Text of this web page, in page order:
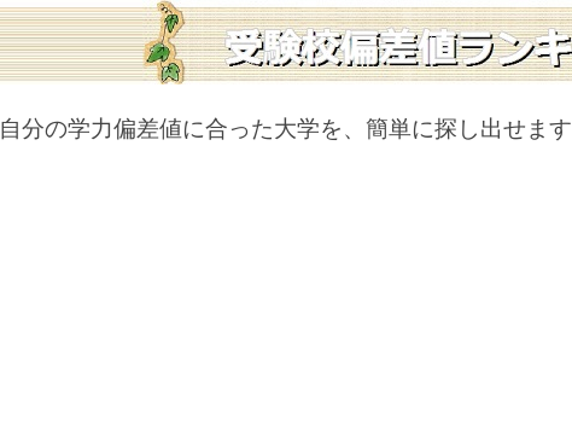
自分の学力偏差値に合った大学を、簡単に探し出せます